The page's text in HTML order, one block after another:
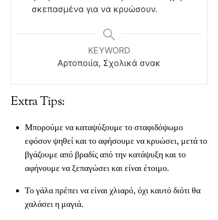
σκεπασμένα για να κρυώσουν.
KEYWORD
Αρτοποιία, Σχολικά σνακ
Extra Tips:
Μπορούμε να καταψύξουμε το σταφιδόψωμο
εφόσον ψηθεί και το αφήσουμε να κρυώσει, μετά το
βγάζουμε από βραδίς από την κατάψυξη και το
αφήνουμε να ξεπαγώσει και είναι έτοιμο.
Το γάλα πρέπει να είναι χλιαρό, όχι καυτό διότι θα
χαλάσει η μαγιά.